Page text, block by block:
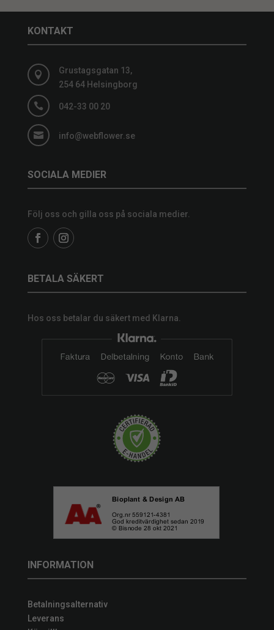
KONTAKT

Grustagsgatan 13,
254 64 Helsingborg
 042-33 00 20
 info@webflower.se
SOCIALA MEDIER
Följ oss och gilla oss på sociala medier.
BETALA SÄKERT
Hos oss betalar du säkert med Klarna.
INFORMATION
Betalningsalternativ
Leverans